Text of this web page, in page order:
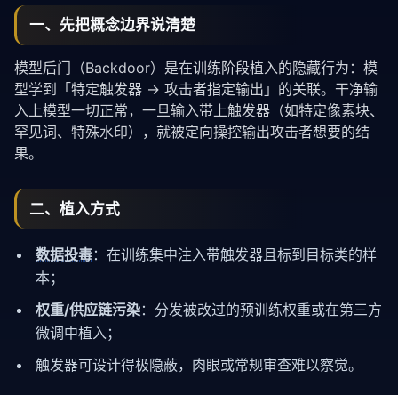
一、先把概念边界说清楚
模型后门（Backdoor）是在训练阶段植入的隐藏行为：模
型学到「特定触发器 → 攻击者指定输出」的关联。干净输
入上模型一切正常，一旦输入带上触发器（如特定像素块、
罕见词、特殊水印），就被定向操控输出攻击者想要的结
果。
二、植入方式
数据投毒：在训练集中注入带触发器且标到目标类的样
本；
权重/供应链污染：分发被改过的预训练权重或在第三方
微调中植入；
触发器可设计得极隐蔽，肉眼或常规审查难以察觉。